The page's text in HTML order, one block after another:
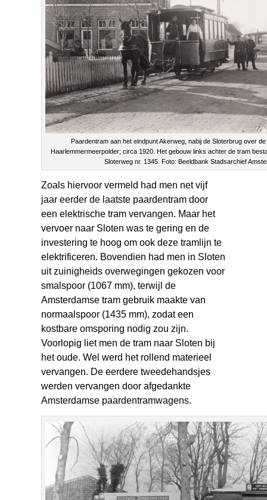
Paardentram aan het eindpunt Akerweg, nabij de Sloterbrug over
Haarlemmermeerpolder; circa 1920. Het gebouw links achter de tram
Sloterweg nr. 1345. Foto: Beeldbank Stadsarchief
Zoals hiervoor vermeld had men net vijf
jaar eerder de laatste paardentram door
een elektrische tram vervangen. Maar het
vervoer naar Sloten was te gering en de
investering te hoog om ook deze tramlijn te
elektrificeren. Bovendien had men in Sloten
uit zuinigheids overwegingen gekozen voor
smalspoor (1067 mm), terwijl de
Amsterdamse tram gebruik maakte van
normaalspoor (1435 mm), zodat een
kostbare omsporing nodig zou zijn.
Voorlopig liet men de tram naar Sloten bij
het oude. Wel werd het rollend materieel
vervangen. De eerdere tweedehandsjes
werden vervangen door afgedankte
Amsterdamse paardentramwagens.